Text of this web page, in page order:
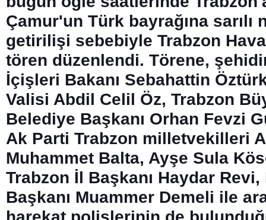
Çamur'un Türk bayrağına sarılı
getirilişi sebebiyle Trabzon
tören düzenlendi. Törene,
İçişleri Bakanı Sebahattin
Valisi Abdil Celil Öz, Trabzon
Belediye Başkanı Orhan Fevzi
Ak Parti Trabzon milletvekilleri
Muhammet Balta, Ayşe Sula
Trabzon İl Başkanı Haydar Revi,
Başkanı Muammer Demeli ile